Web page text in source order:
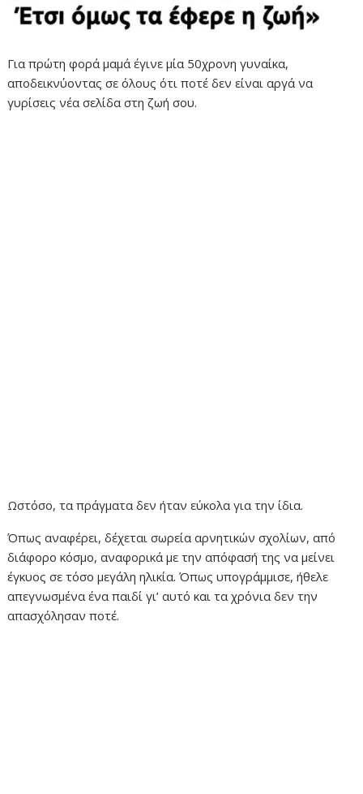
Για πρώτη φορά μαμά έγινε μία 50χρονη γυναίκα,
αποδεικνύοντας σε όλους ότι ποτέ δεν είναι αργά να
γυρίσεις νέα σελίδα στη ζωή σου.
Ωστόσο, τα πράγματα δεν ήταν εύκολα για την ίδια.
Όπως αναφέρει, δέχεται σωρεία αρνητικών σχολίων, από
διάφορο κόσμο, αναφορικά με την απόφασή της να μείνει
έγκυος σε τόσο μεγάλη ηλικία. Όπως υπογράμμισε, ήθελε
απεγνωσμένα ένα παιδί γι’ αυτό και τα χρόνια δεν την
απασχόλησαν ποτέ.